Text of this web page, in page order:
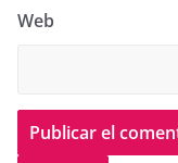
Web